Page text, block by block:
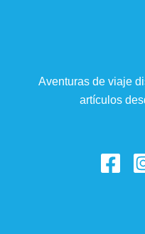
Aventuras de viaje
artículos